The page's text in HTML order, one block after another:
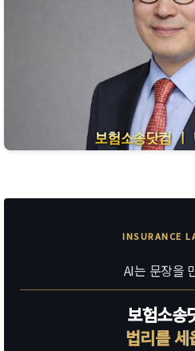
INSURANCE
AI는 문장을
보험소송
법리를 세